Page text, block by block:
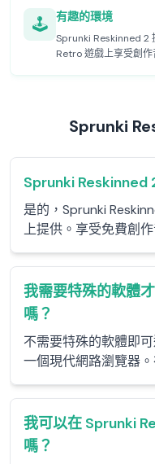
🕹️ 有趣的環境
Sprunki Reskinned 2
Retro 遊戲上享受創作
Sprunki
Sprunki Reskinned
是的，Sprunki
上提供。享受免費創
我需要特殊的軟體
嗎？
不需要特殊的軟體即
一個現代網路瀏覽器
我可以在 Sprunki
嗎？